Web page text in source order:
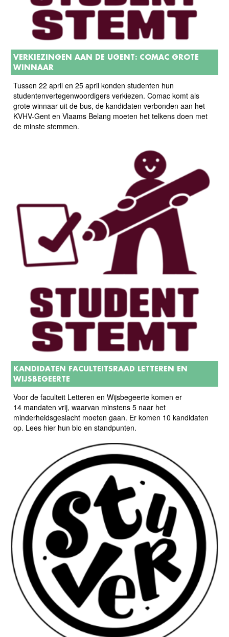
VERKIEZINGEN AAN DE UGENT: COMAC GROTE
WINNAAR
Tussen 22 april en 25 april konden studenten hun
studentenvertegenwoordigers verkiezen. Comac komt als
grote winnaar uit de bus, de kandidaten verbonden aan het
KVHV-Gent en Vlaams Belang moeten het telkens doen met
de minste stemmen.
KANDIDATEN FACULTEITSRAAD LETTEREN EN
WIJSBEGEERTE
Voor de faculteit Letteren en Wijsbegeerte komen er
14 mandaten vrij, waarvan minstens 5 naar het
minderheidsgeslacht moeten gaan. Er komen 10 kandidaten
op. Lees hier hun bio en standpunten.